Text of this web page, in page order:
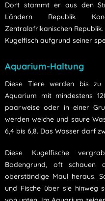
Dort stammt er aus den
Ländern Republik
Zentralafrikanischen
Kugelfisch aufgrund seiner
Aquarium-Haltung
Diese Tiere werden bis
Aquarium mit mindestens
paarweise oder in einer
werden weiche und saure
6,4 bis 6,8. Das Wasser darf
Diese Kugelfische
Bodengrund, oft
oberständige Maul heraus.
und Fische über sie hinweg